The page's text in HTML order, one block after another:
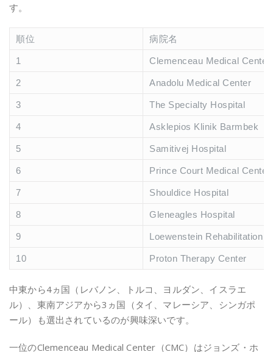
す。
順位 病院名
1 Clemenceau Medical Center
2 Anadolu Medical Center
3 The Specialty Hospital
4 Asklepios Klinik Barmbek
5 Samitivej Hospital
6 Prince Court Medical Center
7 Shouldice Hospital
8 Gleneagles Hospital
9 Loewenstein Rehabilitation
10 Proton Therapy Center
中東から4ヵ国（レバノン、トルコ、ヨルダン、イスラエ
ル）、東南アジアから3ヵ国（タイ、マレーシア、シンガポ
ール）も選出されているのが興味深いです。
一位のClemenceau Medical Center（CMC）はジョンズ・ホ